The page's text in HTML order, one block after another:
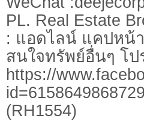
PL. Real Estate
: แอดไลน์ แคปหน้
สนใจทรัพย์อื่นๆ โ
https://
(RH1554)